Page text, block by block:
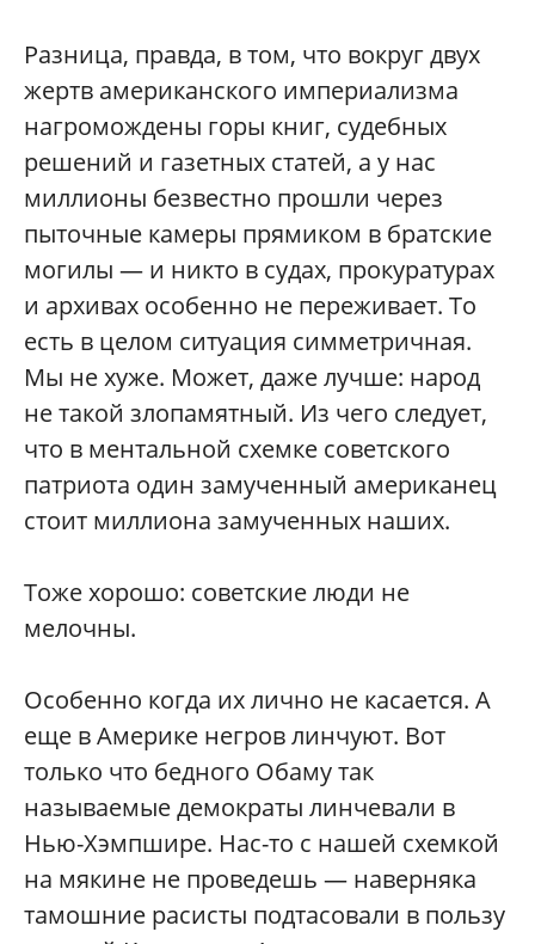
Разница, правда, в том, что вокруг двух
жертв американского империализма
нагромождены горы книг, судебных
решений и газетных статей, а у нас
миллионы безвестно прошли через
пыточные камеры прямиком в братские
могилы — и никто в судах, прокуратурах
и архивах особенно не переживает. То
есть в целом ситуация симметричная.
Мы не хуже. Может, даже лучше: народ
не такой злопамятный. Из чего следует,
что в ментальной схемке советского
патриота один замученный американец
стоит миллиона замученных наших.
Тоже хорошо: советские люди не
мелочны.
Особенно когда их лично не касается. А
еще в Америке негров линчуют. Вот
только что бедного Обаму так
называемые демократы линчевали в
Нью-Хэмпшире. Нас-то с нашей схемкой
на мякине не проведешь — наверняка
тамошние расисты подтасовали в пользу